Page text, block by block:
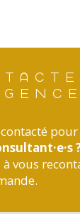
pour
vous